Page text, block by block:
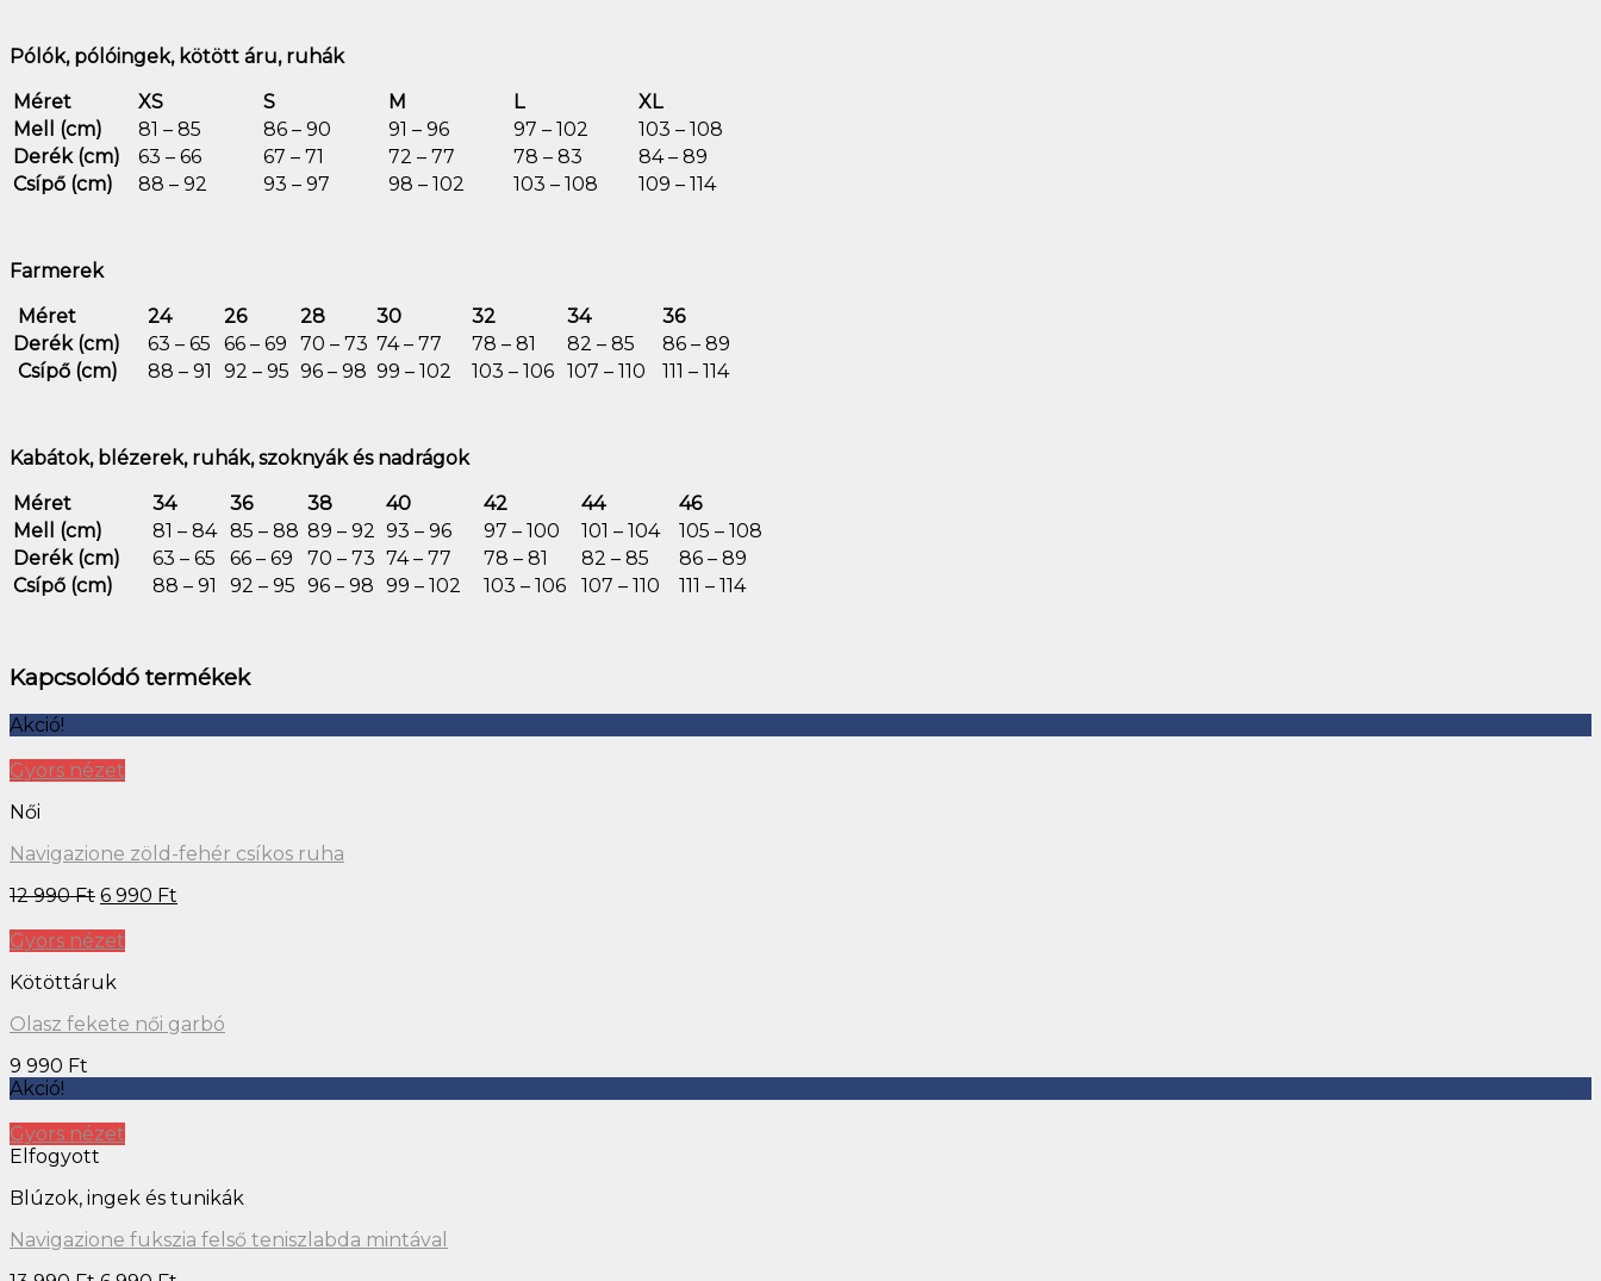
Pólók, pólóingek, kötött áru, ruhák
Méret
XS S M L
XL
Mell (cm)
81 – 85 86 – 90 91 – 96 97 – 102
103 – 108
Derék (cm)
63 – 66 67 – 71 72 – 77 78 – 83
84 – 89
Csípő (cm)
88 – 92 93 – 97 98 – 102 103 – 108 109 – 114
Farmerek
Méret
24 26 28 30 32 34
36
Derék (cm)
63 – 65 66 – 69 70 – 73 74 – 77 78 – 81 82 – 85
86 – 89
Csípő (cm)
88 – 91 92 – 95 96 – 98 99 – 102 103 – 106 107 – 110 111 – 114
Kabátok, blézerek, ruhák, szoknyák és nadrágok
Méret
34 36 38 40 42 44
46
Mell (cm)
81 – 84 85 – 88 89 – 92 93 – 96 97 – 100 101 – 104
105 – 108
Derék (cm)
63 – 65 66 – 69 70 – 73 74 – 77 78 – 81 82 – 85
86 – 89
Csípő (cm)
88 – 91 92 – 95 96 – 98 99 – 102 103 – 106 107 – 110 111 – 114
Kapcsolódó termékek
Akció!
Gyors nézet
Női
Navigazione zöld-fehér csíkos ruha
12 990Ft 6 990 Ft
Gyors nézet
Kötöttáruk
Olasz fekete női garbó
9 990 Ft
Akció!
Gyors nézet
Elfogyott
Blúzok, ingek és tunikák
Navigazione fukszia felső teniszlabda mintával